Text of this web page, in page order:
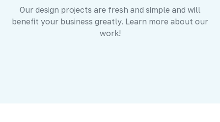
Our design projects are fresh and simple and will
benefit your business greatly. Learn more about our
work!